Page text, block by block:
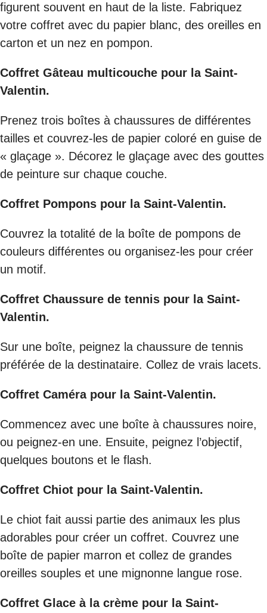
figurent souvent en haut de la liste. Fabriquez
votre coffret avec du papier blanc, des oreilles en
carton et un nez en pompon.
Coffret Gâteau multicouche pour la Saint-
Valentin.
Prenez trois boîtes à chaussures de différentes
tailles et couvrez-les de papier coloré en guise de
« glaçage ». Décorez le glaçage avec des gouttes
de peinture sur chaque couche.
Coffret Pompons pour la Saint-Valentin.
Couvrez la totalité de la boîte de pompons de
couleurs différentes ou organisez-les pour créer
un motif.
Coffret Chaussure de tennis pour la Saint-
Valentin.
Sur une boîte, peignez la chaussure de tennis
préférée de la destinataire. Collez de vrais lacets.
Coffret Caméra pour la Saint-Valentin.
Commencez avec une boîte à chaussures noire,
ou peignez-en une. Ensuite, peignez l’objectif,
quelques boutons et le flash.
Coffret Chiot pour la Saint-Valentin.
Le chiot fait aussi partie des animaux les plus
adorables pour créer un coffret. Couvrez une
boîte de papier marron et collez de grandes
oreilles souples et une mignonne langue rose.
Coffret Glace à la crème pour la Saint-